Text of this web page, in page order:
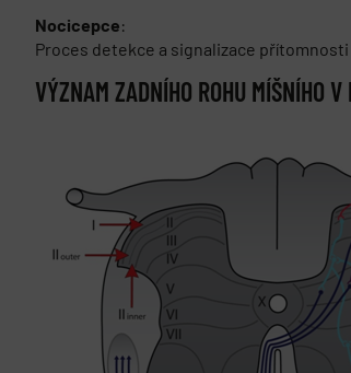
Nocicepce:
Proces detekce a signalizace
VÝZNAM ZADNÍHO ROHU MÍŠNÍHO